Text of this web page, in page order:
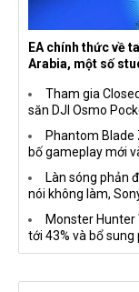
EA chính thức về
Arabia, một số
lược DEI
Tham gia
săn DJI Osmo
Phantom Blade
bố gameplay mới
Làn sóng phản
nói không làm,
Monster Hunter
tới 43% và bổ sung